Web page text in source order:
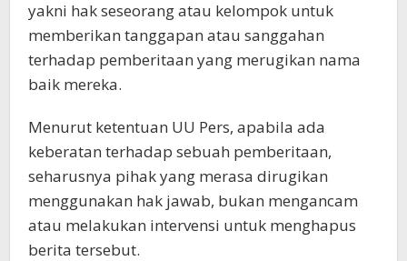
yakni hak seseorang atau kelompok untuk
memberikan tanggapan atau sanggahan
terhadap pemberitaan yang merugikan nama
baik mereka.
Menurut ketentuan UU Pers, apabila ada
keberatan terhadap sebuah pemberitaan,
seharusnya pihak yang merasa dirugikan
menggunakan hak jawab, bukan mengancam
atau melakukan intervensi untuk menghapus
berita tersebut.